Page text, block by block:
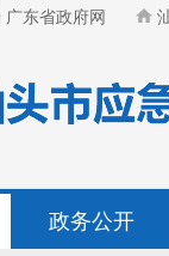
广东省政府网
政务公开